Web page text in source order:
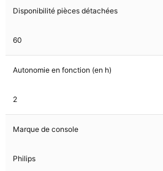
Disponibilité pièces détachées
60
Autonomie en fonction (en h)
2
Marque de console
Philips